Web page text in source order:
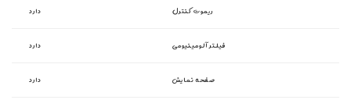
دارد ریموت کنترل
دارد فیلتر آلومینیومی
دارد صفحه نمایش